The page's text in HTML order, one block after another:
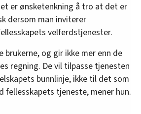
er ønsketenkning å tro at det er
dersom man inviterer
velferdstjenester.
brukerne, og gir ikke mer enn de
regning. De vil tilpasse tjenesten
bunnlinje, ikke til det som
fellesskapets tjeneste, mener hun.